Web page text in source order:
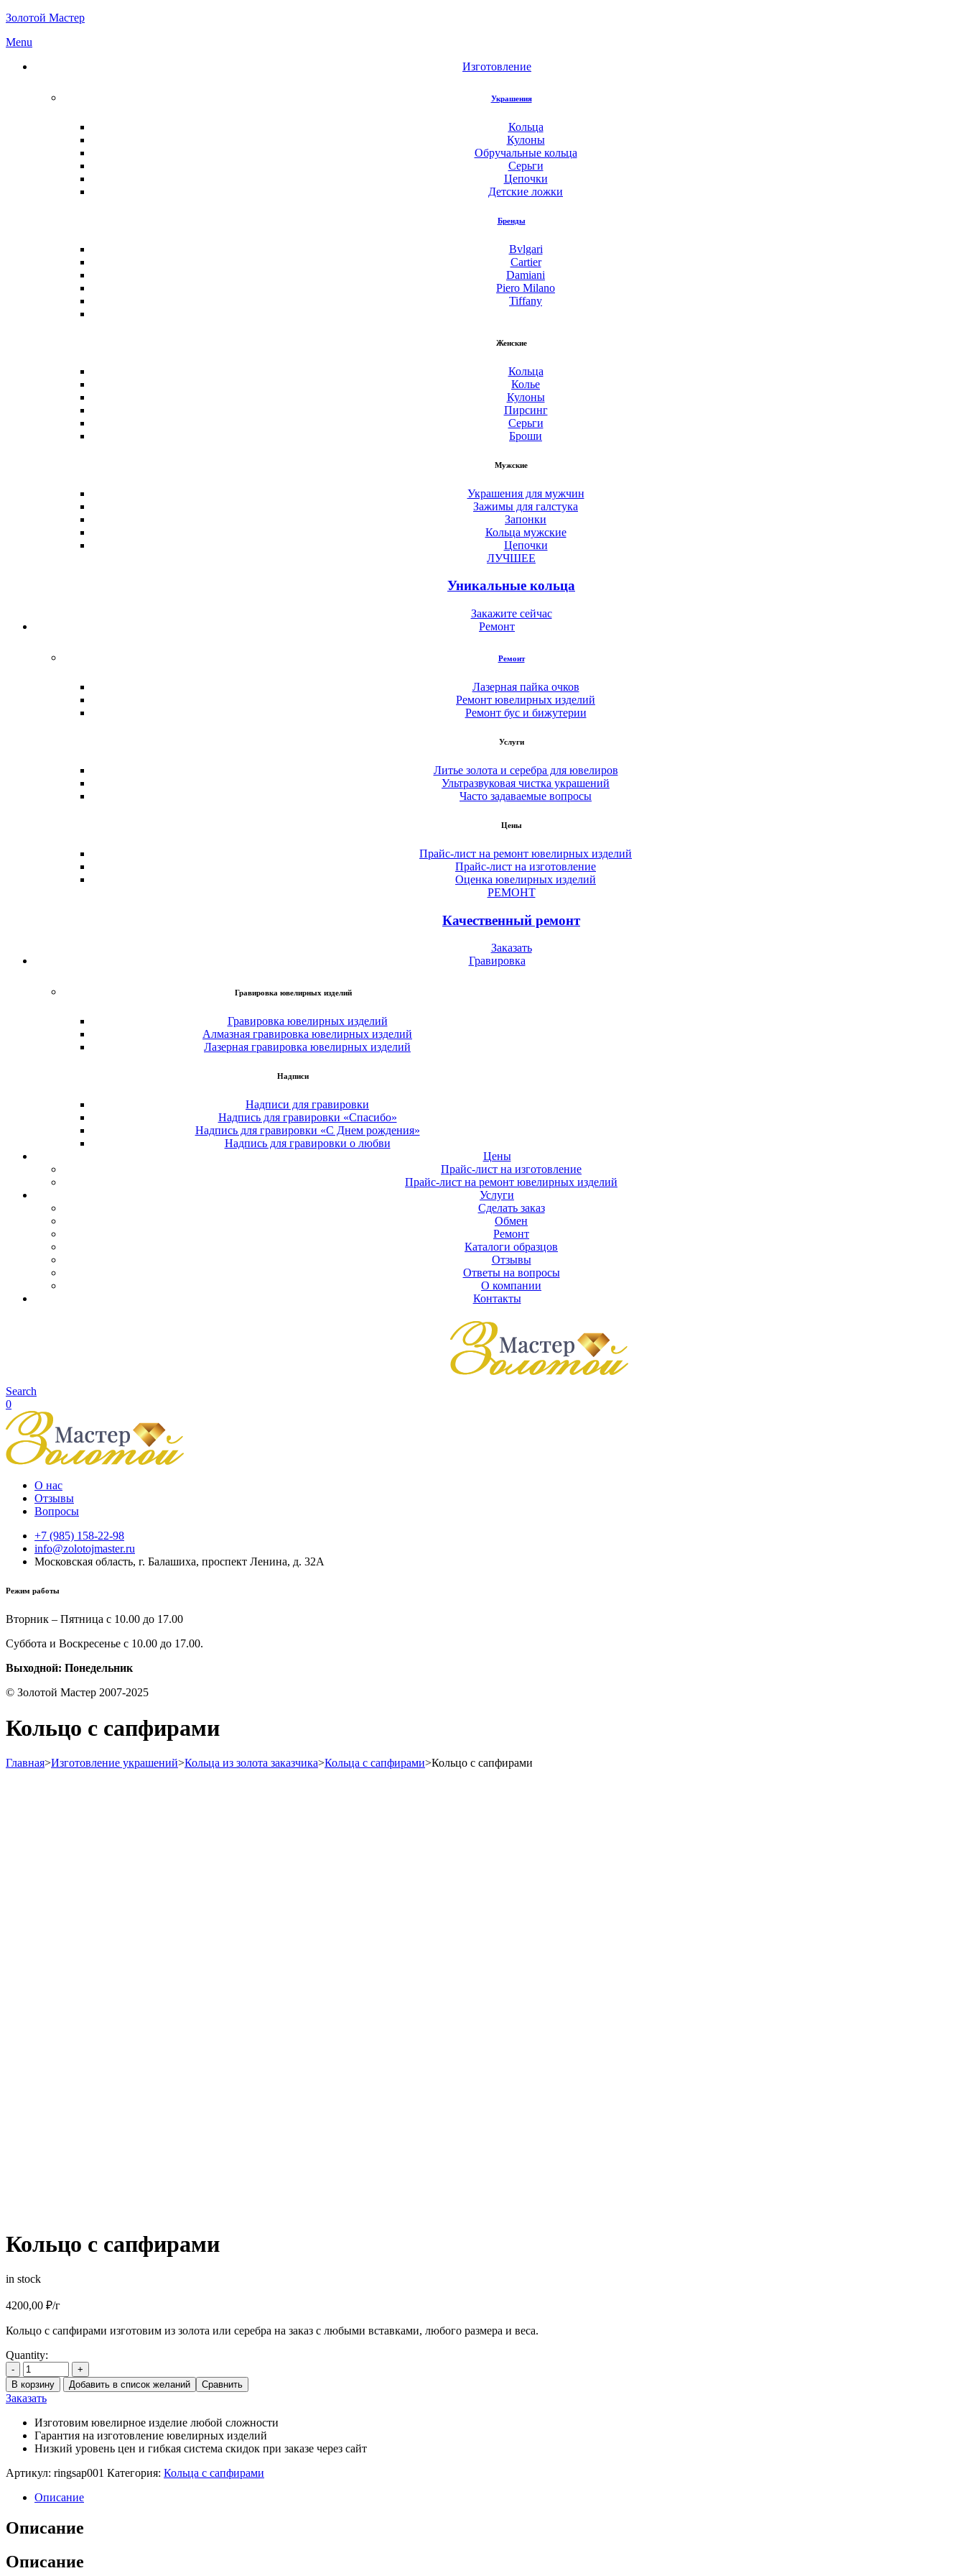
Золотой Мастер
Menu
Изготовление
Украшения
Кольца
Кулоны
Обручальные кольца
Серьги
Цепочки
Детские ложки
Бренды
Bvlgari
Cartier
Damiani
Piero Milano
Tiffany
Женские
Кольца
Колье
Кулоны
Пирсинг
Серьги
Броши
Мужские
Украшения для мужчин
Зажимы для галстука
Запонки
Кольца мужские
Цепочки
ЛУЧШЕЕ
Уникальные кольца
Закажите сейчас
Ремонт
Ремонт
Лазерная пайка очков
Ремонт ювелирных изделий
Ремонт бус и бижутерии
Услуги
Литье золота и серебра для ювелиров
Ультразвуковая чистка украшений
Часто задаваемые вопросы
Цены
Прайс-лист на ремонт ювелирных изделий
Прайс-лист на изготовление
Оценка ювелирных изделий
РЕМОНТ
Качественный ремонт
Заказать
Гравировка
Гравировка ювелирных изделий
Гравировка ювелирных изделий
Алмазная гравировка ювелирных изделий
Лазерная гравировка ювелирных изделий
Надписи
Надписи для гравировки
Надпись для гравировки «Спасибо»
Надпись для гравировки «С Днем рождения»
Надпись для гравировки о любви
Цены
Прайс-лист на изготовление
Прайс-лист на ремонт ювелирных изделий
Услуги
Сделать заказ
Обмен
Ремонт
Каталоги образцов
Отзывы
Ответы на вопросы
О компании
Контакты
Search
0
О нас
Отзывы
Вопросы
+7 (985) 158-22-98
info@zolotojmaster.ru
Московская область, г. Балашиха, проспект Ленина, д. 32А
Режим работы
Вторник – Пятница с 10.00 до 17.00
Суббота и Воскресенье с 10.00 до 17.00.
Выходной: Понедельник
© Золотой Мастер 2007-2025
Кольцо с сапфирами
Главная>Изготовление украшений>Кольца из золота заказчика>Кольца с сапфирами>Кольцо с сапфирами
Кольцо с сапфирами
in stock
4200,00 ₽/г
Кольцо с сапфирами изготовим из золота или серебра на заказ с любыми вставками, любого размера и веса.
Quantity:
-
+
В корзину
Добавить в список желаний Сравнить
Заказать
Изготовим ювелирное изделие любой сложности
Гарантия на изготовление ювелирных изделий
Низкий уровень цен и гибкая система скидок при заказе через сайт
Артикул: ringsap001 Категория: Кольца с сапфирами
Описание
Описание
Описание